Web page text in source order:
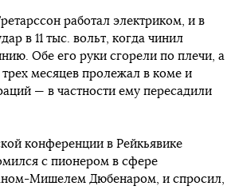
работал электриком, и в
в 11 тыс. вольт, когда чинил
Обе его руки сгорели по плечи, а
месяцев пролежал в коме и
— в частности ему пересадили
конференции в Рейкьявике
с пионером в сфере
Мишелем Дюбенаром, и спросил,